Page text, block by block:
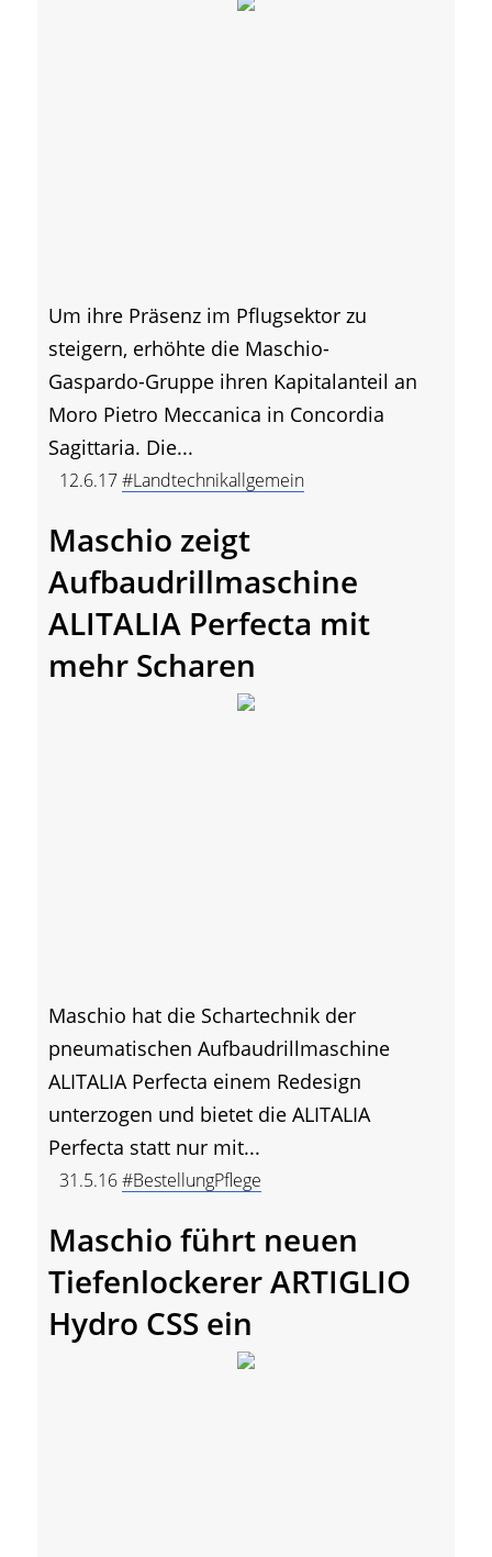
Um ihre Präsenz im Pflugsektor zu
steigern, erhöhte die Maschio-
Gaspardo-Gruppe ihren Kapitalanteil an
Moro Pietro Meccanica in Concordia
Sagittaria. Die...
12.6.17#Landtechnikallgemein
Maschio zeigt
Aufbaudrillmaschine
ALITALIA Perfecta mit
mehr Scharen
Maschio hat die Schartechnik der
pneumatischen Aufbaudrillmaschine
ALITALIA Perfecta einem Redesign
unterzogen und bietet die ALITALIA
Perfecta statt nur mit...
31.5.16#BestellungPflege
Maschio führt neuen
Tiefenlockerer ARTIGLIO
Hydro CSS ein